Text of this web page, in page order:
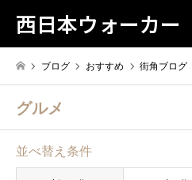
西日本ウォーカー
ブログ おすすめ 街角ブログ
グルメ
並べ替え条件